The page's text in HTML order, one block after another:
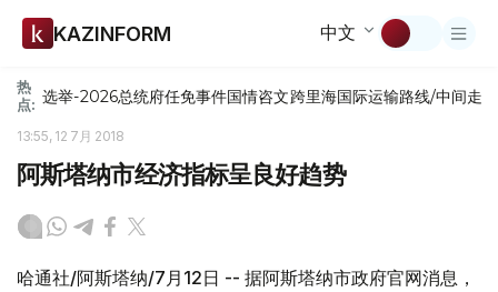
KAZINFORM 中文
热
点: 选举-2026总统府任免事件国情咨文跨里海国际运输路线/中间走廊
13:55, 12 7月 2018
阿斯塔纳市经济指标呈良好趋势
哈通社/阿斯塔纳/7月12日 -- 据阿斯塔纳市政府官网消息，